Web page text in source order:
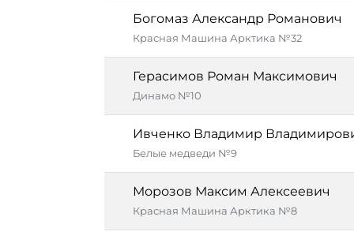
Богомаз Александр Романович
Красная Машина Арктика №32
Герасимов Роман Максимович
Динамо №10
Ивченко Владимир
Белые медведи №9
Морозов Максим Алексеевич
Красная Машина Арктика №8